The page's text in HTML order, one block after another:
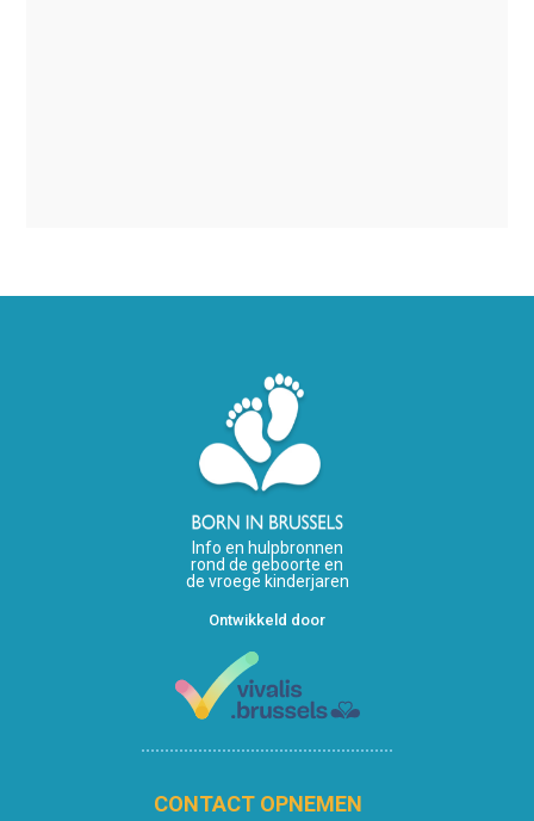
Info en hulpbronnen
rond de geboorte en
de vroege kinderjaren
Ontwikkeld door
CONTACT OPNEMEN